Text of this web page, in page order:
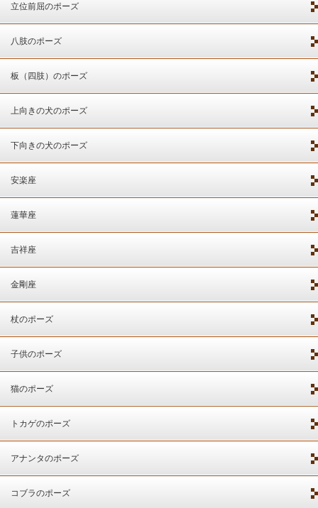
立位前屈のポーズ
八肢のポーズ
板（四肢）のポーズ
上向きの犬のポーズ
下向きの犬のポーズ
安楽座
蓮華座
吉祥座
金剛座
杖のポーズ
子供のポーズ
猫のポーズ
トカゲのポーズ
アナンタのポーズ
コブラのポーズ